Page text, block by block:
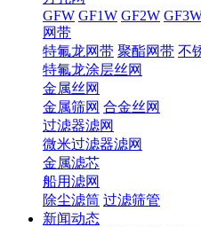
GFW GF1W GF2W
网带
特氟龙网带 聚酯网带 不
特氟龙涂层丝网
金属丝网
金属筛网 合金丝网
过滤器滤网
微米过滤器滤网
金属滤芯
船用滤网
除尘滤筒 过滤筛管
新闻动态